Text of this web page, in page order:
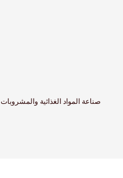
صناعة المواد الغذائية والمشروبات